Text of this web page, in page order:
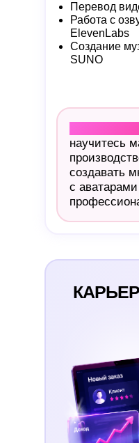
Перевод
Работа с
ElevenLabs
Создание
SUNO
научитесь
создавать
с